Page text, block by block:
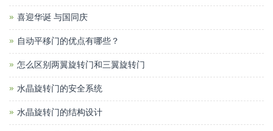
喜迎华诞 与国同庆
自动平移门的优点有哪些？
怎么区别两翼旋转门和三翼旋转门
水晶旋转门的安全系统
水晶旋转门的结构设计